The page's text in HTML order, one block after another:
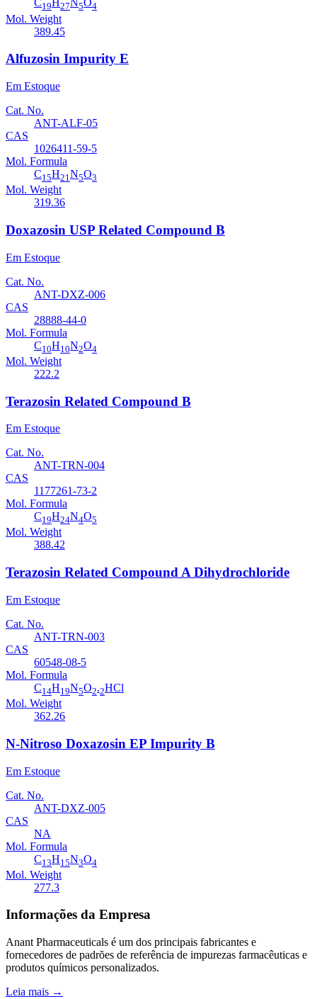
C19 H 27 N 5O4
Mol. Weight
389.45
Alfuzosin Impurity E
Em Estoque
Cat. No.
ANT-ALF-05
CAS
1026411-59-5
Mol. Formula
C15H21N5O3
Mol. Weight
319.36
Doxazosin USP Related Compound B
Em Estoque
Cat. No.
ANT-DXZ-006
CAS
28888-44-0
Mol. Formula
C10H10N2O4
Mol. Weight
222.2
Terazosin Related Compound B
Em Estoque
Cat. No.
ANT-TRN-004
CAS
1177261-73-2
Mol. Formula
C19H24N4O5
Mol. Weight
388.42
Terazosin Related Compound A Dihydrochloride
Em Estoque
Cat. No.
ANT-TRN-003
CAS
60548-08-5
Mol. Formula
C14H19N5O2.2HCl
Mol. Weight
362.26
N-Nitroso Doxazosin EP Impurity B
Em Estoque
Cat. No.
ANT-DXZ-005
CAS
NA
Mol. Formula
C13H15N3O4
Mol. Weight
277.3
Informações da Empresa
Anant Pharmaceuticals é um dos principais fabricantes e
fornecedores de padrões de referência de impurezas farmacêuticas e
produtos químicos personalizados.
Leia mais →